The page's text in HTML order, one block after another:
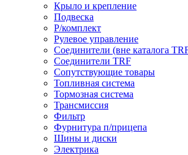
Крыло и крепление
Подвеска
Р/комплект
Рулевое управление
Соединители (вне каталога
Соединители TRF
Сопутствующие товары
Топливная система
Тормозная система
Трансмиссия
Фильтр
Фурнитура п/прицепа
Шины и диски
Электрика